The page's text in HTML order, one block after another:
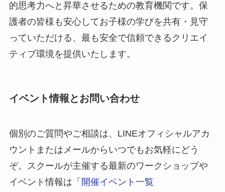
的思考力へと昇華させるための教育機関です。保
護者の皆様も安心してお子様の学びを共有・見守
っていただける、最も安全で信頼できるクリエイ
ティブ環境を提供いたします。
イベント情報とお問い合わせ
個別のご質問やご相談は、LINEオフィシャルアカ
ウントまたはメールからいつでもお気軽にどう
ぞ。スクールが主催する最新のワークショップや
イベント情報は「 開催イベント一覧